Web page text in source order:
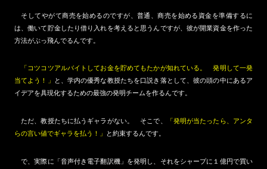
そしてやがて商売を始めるのですが、普通、商売を始める資金を準備するに
は、働いて貯金したり借り入れを考えると思うんですが、彼が開業資金を作った
方法がぶっ飛んでるんです。
「コツコツアルバイトしてお金を貯めてもたかが知れている。 発明して一発
当てよう！」
と、学内の優秀な教授たちを口説き落として、彼の頭の中にあるア
イデアを具現化するための最強の発明チームを作るんです。
ただ、教授たちに払うギャラがない。 そこで、
「発明が当たったら、アンタ
らの言い値でギャラを払う！」
と約束するんです。
で、実際に「音声付き電子翻訳機」を発明し、それをシャープに１億円で買い